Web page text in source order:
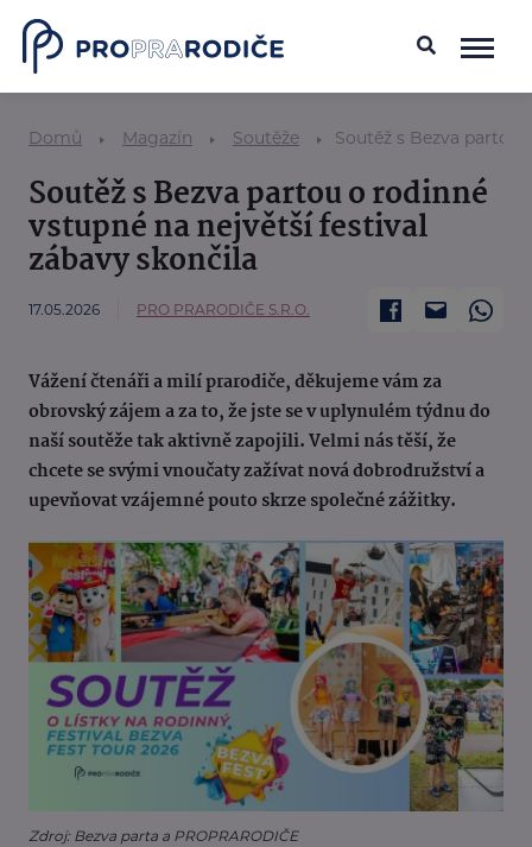
Domů Magazín Soutěže Soutěž s Bezva partou
Soutěž s Bezva partou o rodinné
vstupné na největší festival
zábavy skončila
17.05.2026 PRO PRARODIČE S.R.O.
Vážení čtenáři a milí prarodiče, děkujeme vám za
obrovský zájem a za to, že jste se v uplynulém týdnu do
naší soutěže tak aktivně zapojili. Velmi nás těší, že
chcete se svými vnoučaty zažívat nová dobrodružství a
upevňovat vzájemné pouto skrze společné zážitky.
Zdroj: Bezva parta a PROPRARODIČE